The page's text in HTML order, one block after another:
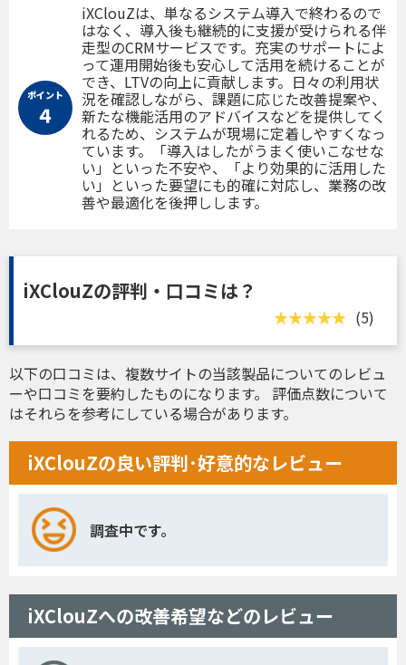
ポイント
４
iXClouZは、単なるシステム導入で終わるので
はなく、導入後も継続的に支援が受けられる伴
走型のCRMサービスです。充実のサポートによ
って運用開始後も安心して活用を続けることが
でき、LTVの向上に貢献します。日々の利用状
況を確認しながら、課題に応じた改善提案や、
新たな機能活用のアドバイスなどを提供してく
れるため、システムが現場に定着しやすくなっ
ています。「導入はしたがうまく使いこなせな
い」といった不安や、「より効果的に活用した
い」といった要望にも的確に対応し、業務の改
善や最適化を後押しします。
iXClouZの評判・口コミは？
(5)
以下の口コミは、複数サイトの当該製品についてのレビュ
ーや口コミを要約したものになります。 評価点数について
はそれらを参考にしている場合があります。
iXClouZの良い評判･好意的なレビュー
調査中です。
iXClouZへの改善希望などのレビュー